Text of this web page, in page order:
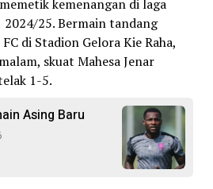
kemenangan di laga
2024/25. Bermain tandang
di Stadion Gelora Kie Raha,
skuat Mahesa Jenar
1-5.
Asing Baru